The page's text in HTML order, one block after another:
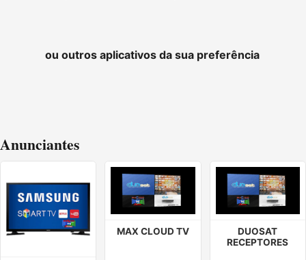
ou outros aplicativos da sua preferência
Anunciantes
MAX CLOUD TV
DUOSAT
RECEPTORES